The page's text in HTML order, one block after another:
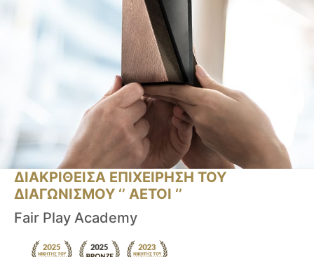
ΔΙΑΚΡΙΘΕΙΣΑ ΕΠΙΧΕΙΡΗΣΗ ΤΟΥ
ΔΙΑΓΩΝΙΣΜΟΥ ‘’ ΑΕΤΟΙ ‘’
Fair Play Academy